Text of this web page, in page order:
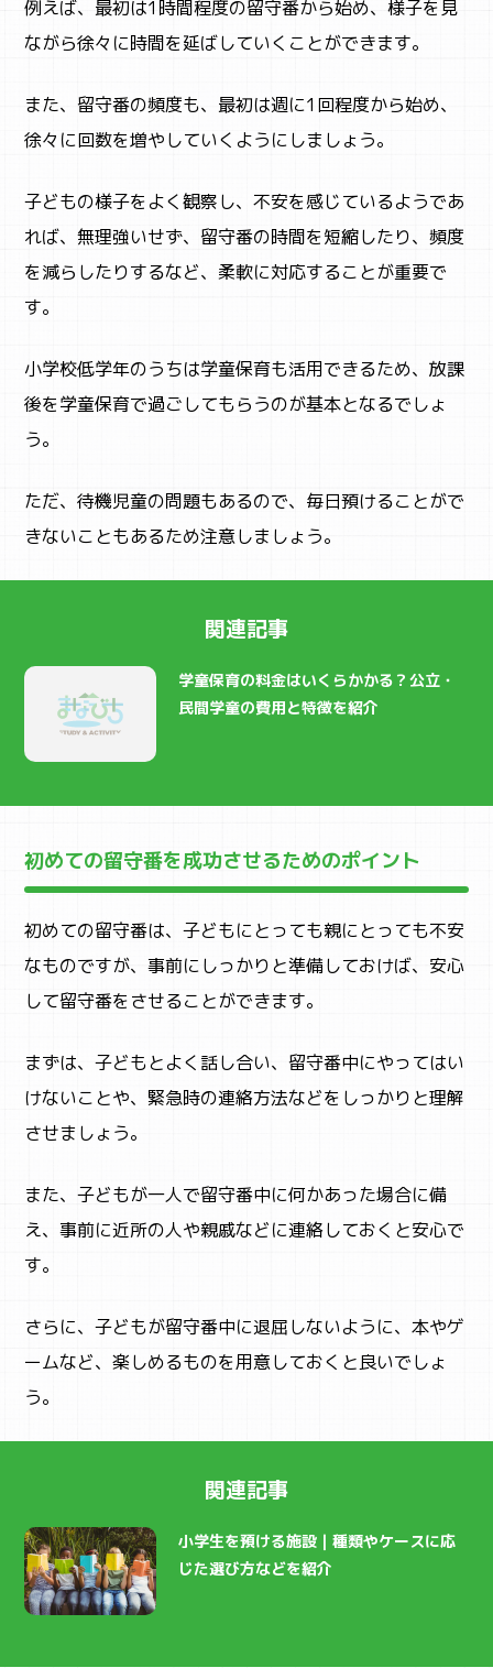
アクティビティ検索
ACTIVITY
例えば、最初は1時間程度の留守番から始め、様子を見
ながら徐々に時間を延ばしていくことができます。
また、留守番の頻度も、最初は週に1回程度から始め、
徐々に回数を増やしていくようにしましょう。
子どもの様子をよく観察し、不安を感じているようであ
れば、無理強いせず、留守番の時間を短縮したり、頻度
を減らしたりするなど、柔軟に対応することが重要で
す。
小学校低学年のうちは学童保育も活用できるため、放課
後を学童保育で過ごしてもらうのが基本となるでしょ
う。
ただ、待機児童の問題もあるので、毎日預けることがで
きないこともあるため注意しましょう。
関連記事
学童保育の料金はいくらかかる？公立・
民間学童の費用と特徴を紹介
初めての留守番を成功させるためのポイント
初めての留守番は、子どもにとっても親にとっても不安
なものですが、事前にしっかりと準備しておけば、安心
して留守番をさせることができます。
まずは、子どもとよく話し合い、留守番中にやってはい
けないことや、緊急時の連絡方法などをしっかりと理解
させましょう。
また、子どもが一人で留守番中に何かあった場合に備
え、事前に近所の人や親戚などに連絡しておくと安心で
す。
さらに、子どもが留守番中に退屈しないように、本やゲ
ームなど、楽しめるものを用意しておくと良いでしょ
う。
関連記事
小学生を預ける施設｜種類やケースに応
じた選び方などを紹介